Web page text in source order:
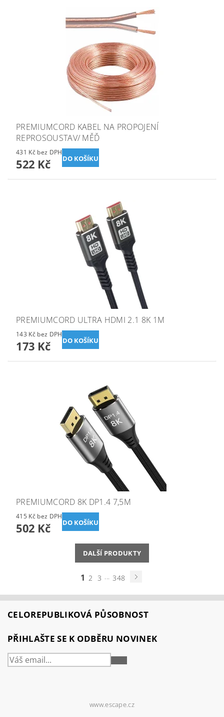
PREMIUMCORD KABEL NA PROPOJENÍ
REPROSOUSTAV/ MĚĎ
431 Kč bez DPH
522 Kč
PREMIUMCORD ULTRA HDMI 2.1 8K 1M
143 Kč bez DPH
173 Kč
PREMIUMCORD 8K DP1.4 7,5M
415 Kč bez DPH
502 Kč
DALŠÍ PRODUKTY
1 2 3 ... 348
CELOREPUBLIKOVÁ PŮSOBNOST
PŘIHLAŠTE SE K ODBĚRU NOVINEK
PŘIHLÁSIT
www.escape.cz